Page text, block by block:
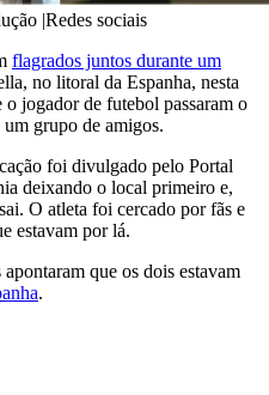
|Redes sociais
flagrados juntos durante um
no litoral da Espanha, nesta
jogador de futebol passaram o
grupo de amigos.
foi divulgado pelo Portal
deixando o local primeiro e,
O atleta foi cercado por fãs e
estavam por lá.
que os dois estavam
.